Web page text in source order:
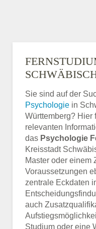
Sie sind auf der
Psychologie in
Württemberg? Hier
relevanten
das Psychologie
Kreisstadt
Master oder einem
Voraussetzungen
zentrale Eckdaten
auch
Studium oder eine